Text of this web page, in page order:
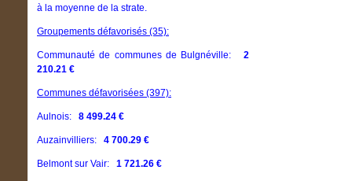
à la moyenne de la strate.
Groupements défavorisés (35):
Communauté de communes de Bulgnéville:
2
210.21 €
Communes défavorisées (397):
Aulnois: 8 499.24 €
Auzainvilliers: 4 700.29 €
Belmont sur Vair: 1 721.26 €